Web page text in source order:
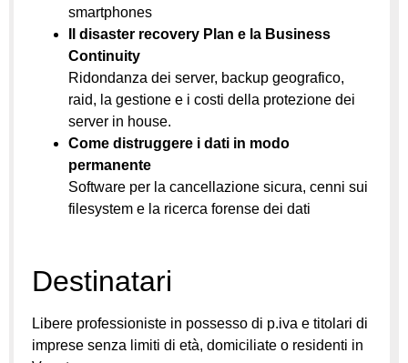
smartphones
Il disaster recovery Plan e la Business
Continuity
Ridondanza dei server, backup geografico,
raid, la gestione e i costi della protezione dei
server in house.
Come distruggere i dati in modo
permanente
Software per la cancellazione sicura, cenni sui
filesystem e la ricerca forense dei dati
Destinatari
Libere professioniste in possesso di p.iva e titolari di
imprese senza limiti di età, domiciliate o residenti in